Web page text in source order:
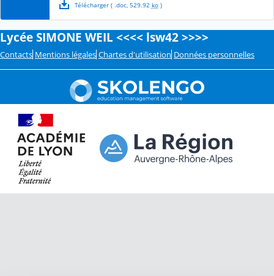
Télécharger( .doc, 529.92 ko)
Lycée SIMONE WEIL <<<< lsw42 >>>>
Contacts Mentions légales Chartes d'utilisation Données personnelles